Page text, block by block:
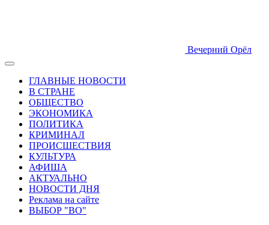
Вечерний Орёл
ГЛАВНЫЕ НОВОСТИ
В СТРАНЕ
ОБЩЕСТВО
ЭКОНОМИКА
ПОЛИТИКА
КРИМИНАЛ
ПРОИСШЕСТВИЯ
КУЛЬТУРА
АФИША
АКТУАЛЬНО
НОВОСТИ ДНЯ
Реклама на сайте
ВЫБОР "ВО"